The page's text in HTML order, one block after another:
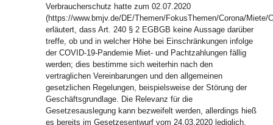
Verbraucherschutz hatte zum 02.07.2020
(https://www.bmjv.de/DE/Themen/FokusThemen/Corona/Miete/
erläutert, dass Art. 240 § 2 EGBGB keine Aussage darüber
treffe, ob und in welcher Höhe bei Einschränkungen infolge
der COVID-19-Pandemie Miet- und Pachtzahlungen fällig
werden; dies bestimme sich weiterhin nach den
vertraglichen Vereinbarungen und den allgemeinen
gesetzlichen Regelungen, beispielsweise der Störung der
Geschäftsgrundlage. Die Relevanz für die
Gesetzesauslegung kann bezweifelt werden, allerdings hieß
es bereits im Gesetzesentwurf vom 24.03.2020 lediglich,